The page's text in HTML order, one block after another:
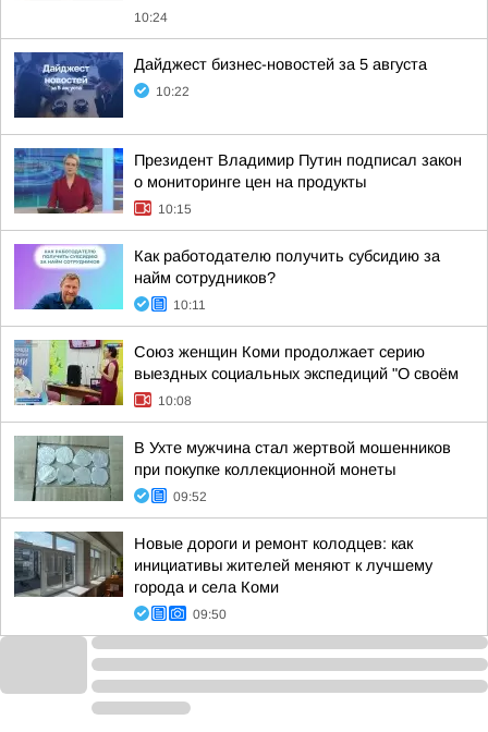
10:24
Дайджест бизнес-новостей за 5 августа
10:22
Президент Владимир Путин подписал закон
о мониторинге цен на продукты
10:15
Как работодателю получить субсидию за
найм сотрудников?
10:11
Союз женщин Коми продолжает серию
выездных социальных экспедиций "О своём
10:08
В Ухте мужчина стал жертвой мошенников
при покупке коллекционной монеты
09:52
Новые дороги и ремонт колодцев: как
инициативы жителей меняют к лучшему
города и села Коми
09:50